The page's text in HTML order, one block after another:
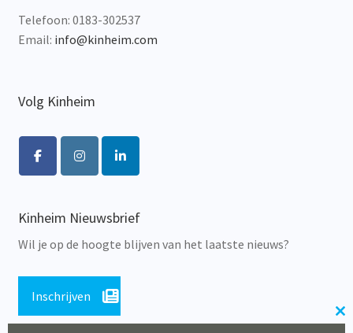
Telefoon: 0183-302537
Email: info@kinheim.com
Volg Kinheim
Kinheim Nieuwsbrief
Wil je op de hoogte blijven van het laatste nieuws?
Inschrijven